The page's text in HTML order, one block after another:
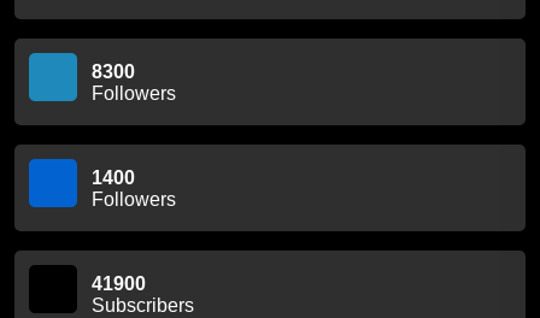
8300
Followers
1400
Followers
41900
Subscribers